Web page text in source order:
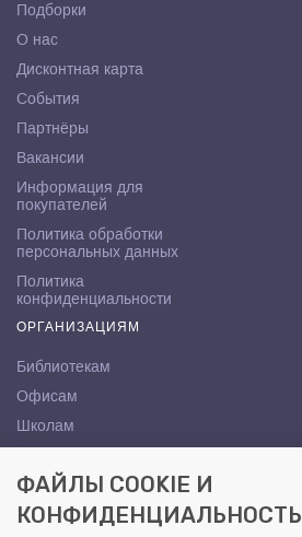
Подборки
О нас
Дисконтная карта
События
Партнёры
Вакансии
Информация для
покупателей
Политика обработки
персональных данных
Политика
конфиденциальности
ОРГАНИЗАЦИЯМ
Библиотекам
Офисам
Школам
КОНТАКТЫ
Саратов, ул. Осипова, 10А
ФАЙЛЫ COOKIE И
КОНФИДЕНЦИАЛЬНОСТЬ